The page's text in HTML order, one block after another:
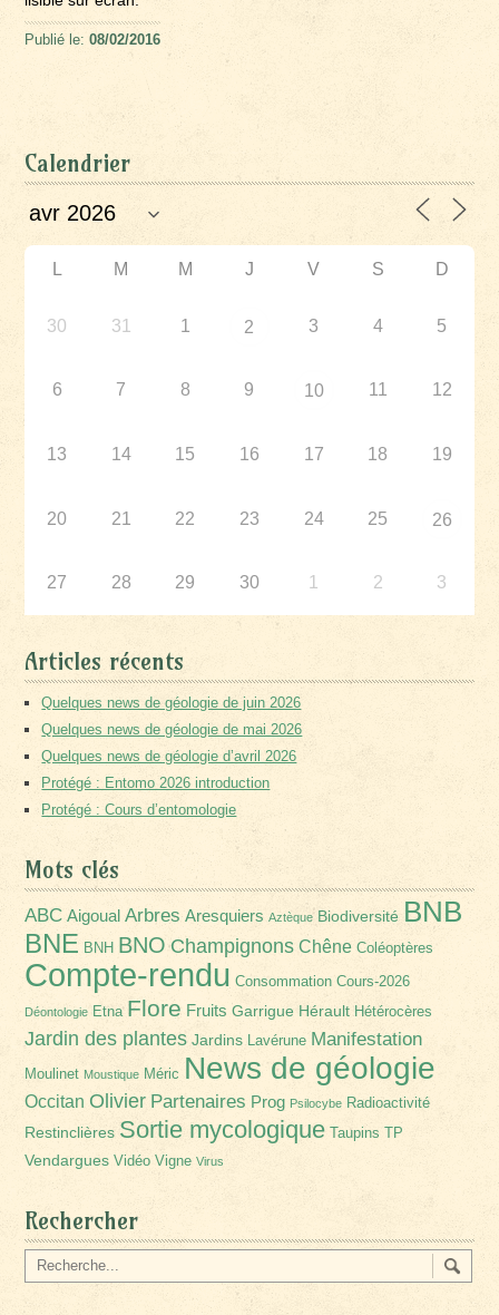
Publié le:08/02/2016
Calendrier
L M M J V S D
30 31 1 2 3 4 5
6 7 8 9 10 11 12
13 14 15 16 17 18 19
20 21 22 23 24 25 26
27 28 29 30 1 2 3
Articles récents
Quelques news de géologie de juin 2026
Quelques news de géologie de mai 2026
Quelques news de géologie d’avril 2026
Protégé : Entomo 2026 introduction
Protégé : Cours d’entomologie
Mots clés
ABC Aigoual Arbres Aresquiers Aztèque Biodiversité BNB
BNE BNH BNO Champignons Chêne Coléoptères
Compte-rendu Consommation Cours-2026
Déontologie Etna Flore Fruits Garrigue Hérault Hétérocères
Jardin des plantes Jardins Lavérune Manifestation
Moulinet Moustique Méric News de géologie
Occitan Olivier Partenaires Prog Psilocybe Radioactivité
Restinclières Sortie mycologique Taupins TP
Vendargues Vidéo Vigne Virus
Rechercher